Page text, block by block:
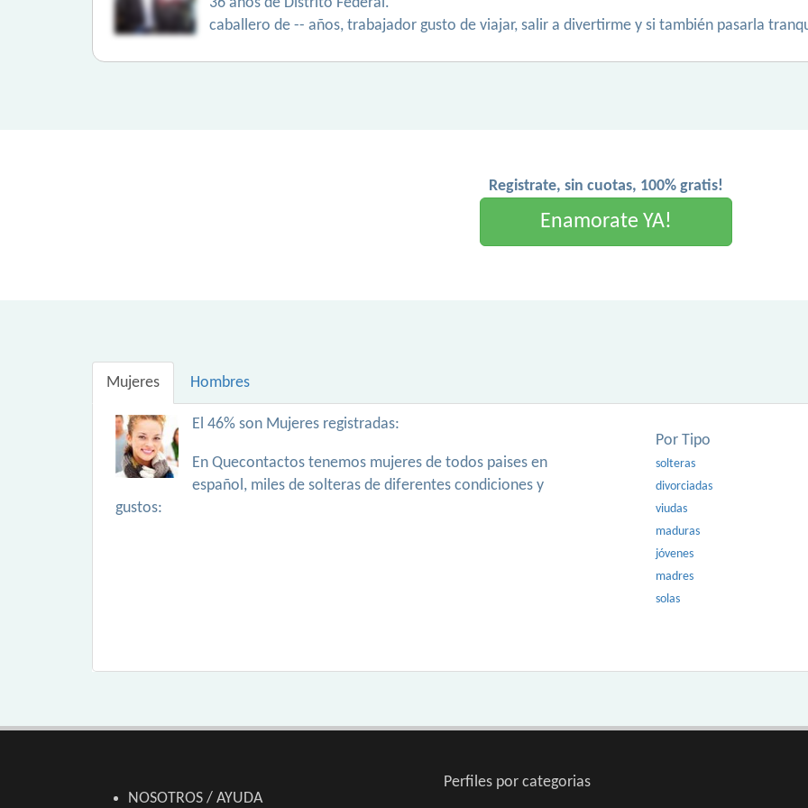
caballero de -- años, trabajador gusto de viajar, salir a divertirme y si también pasarla
Registrate, sin cuotas, 100% gratis!
Enamorate YA!
Mujeres Hombres
El 46% son Mujeres registradas:
En Quecontactos tenemos mujeres de todos paises en
español, miles de solteras de diferentes condiciones y
gustos:
Por Tipo
solteras
divorciadas
viudas
maduras
jóvenes
madres
solas
NOSOTROS / AYUDA
Perfiles por categorias